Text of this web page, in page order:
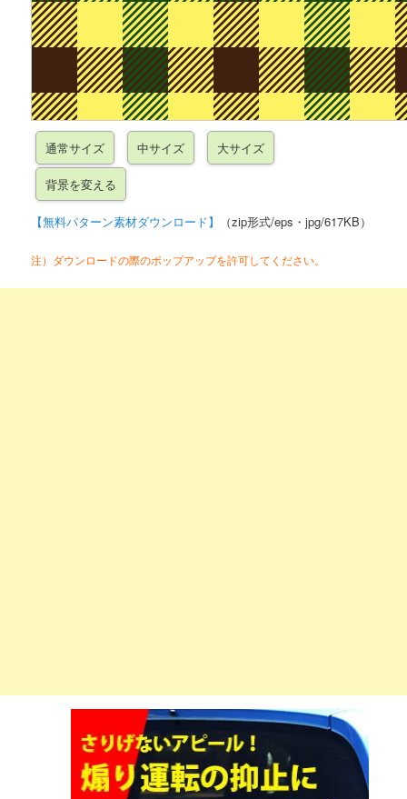
【無料パターン素材ダウンロード】 （zip形式/eps・jpg/617KB）
注）ダウンロードの際のポップアップを許可してください。